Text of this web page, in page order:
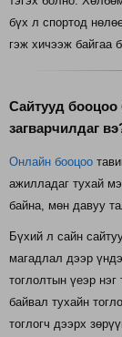
бүх л спортод
гэж хичээж байгаа
Сайтууд бооцоо
загварчилдаг
Онлайн бооцоо
ажилладаг тухай
байна, мөн давуу
Бүхий л сайн
магадлал дээр
тоглолтын үеэр
байвал тухайн
тоглогч дээрх